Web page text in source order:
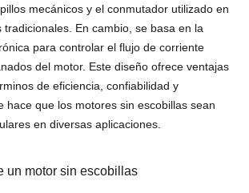
mecánicos y el conmutador utilizado en
tradicionales. En cambio, se basa en la
para controlar el flujo de corriente
del motor. Este diseño ofrece ventajas
de eficiencia, confiabilidad y
hace que los motores sin escobillas sean
en diversas aplicaciones.
un motor sin escobillas